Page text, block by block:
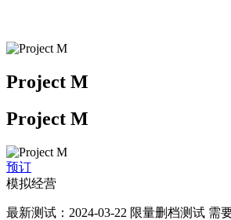
Project M
Project M
预订
模拟经营
最新测试：2024-03-22 限量删档测试 需